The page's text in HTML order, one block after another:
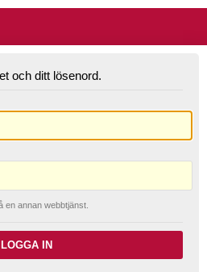
och ditt lösenord.
en annan webbtjänst.